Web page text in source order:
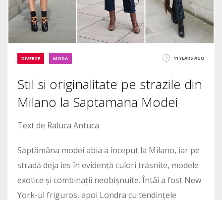
DIVERSE MODA 11 YEARS AGO
Stil si originalitate pe strazile din
Milano la Saptamana Modei
Text de Raluca Antuca
Săptămâna modei abia a început la Milano, iar pe
stradă deja ies în evidență culori trăsnite, modele
exotice și combinații neobișnuite. Întâi a fost New
York-ul friguros, apoi Londra cu tendințele